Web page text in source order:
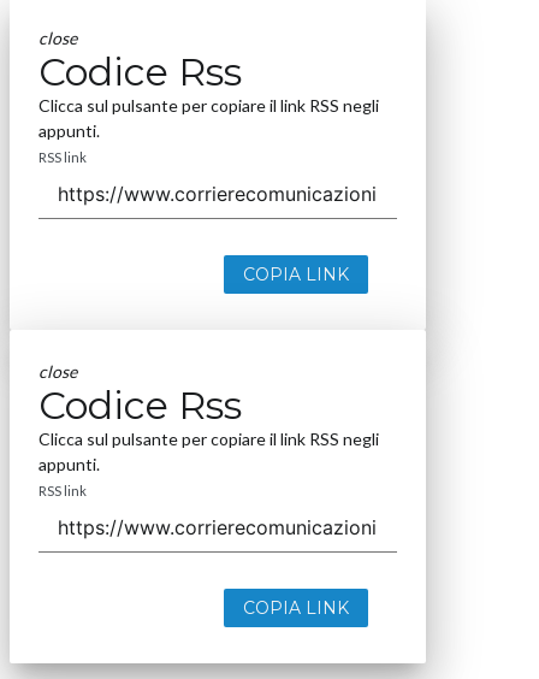
close
Codice Rss
Clicca sul pulsante per copiare il link RSS negli
appunti.
RSS link
COPIA LINK
close
Codice Rss
Clicca sul pulsante per copiare il link RSS negli
appunti.
RSS link
COPIA LINK